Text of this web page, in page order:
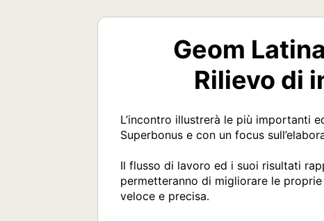
Geom
Rilievo di
L’incontro illustrerà le più importanti
Superbonus e con un focus
Il flusso di lavoro ed i suoi risultati
permetteranno di migliorare le
veloce e precisa.